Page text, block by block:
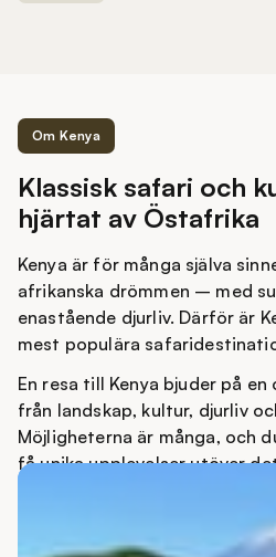
Om Kenya
Klassisk safari och
hjärtat av Östafrika
Kenya är för många själva
afrikanska drömmen – med
enastående djurliv. Därför är
mest populära
En resa till Kenya bjuder på
från landskap, kultur, djurliv
Möjligheterna är många, och
få unika upplevelser utöver
snöklädda berg till
Unesco-skyddade kulturpärlor.